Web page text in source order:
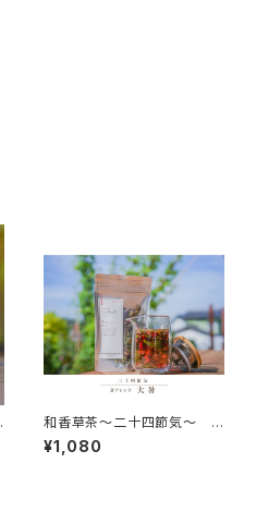
和香草茶～二十四節気～
大暑
¥1,080